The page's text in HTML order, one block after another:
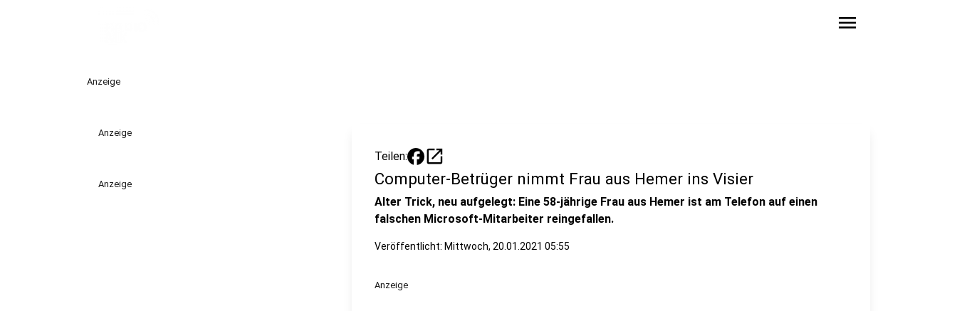
menu
Anzeige
Anzeige
Anzeige
Teilen: open_in_new
Computer-Betrüger nimmt Frau aus Hemer ins Visier
Alter Trick, neu aufgelegt: Eine 58-jährige Frau aus Hemer ist am Telefon auf einen
falschen Microsoft-Mitarbeiter reingefallen.
Veröffentlicht: Mittwoch, 20.01.2021 05:55
Anzeige